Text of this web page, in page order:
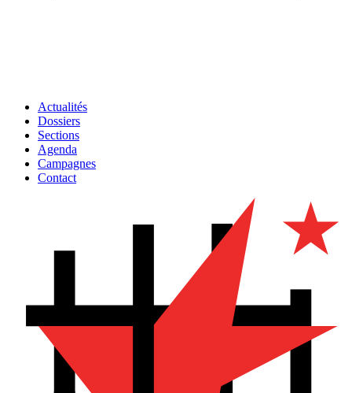
Actualités
Dossiers
Sections
Agenda
Campagnes
Contact